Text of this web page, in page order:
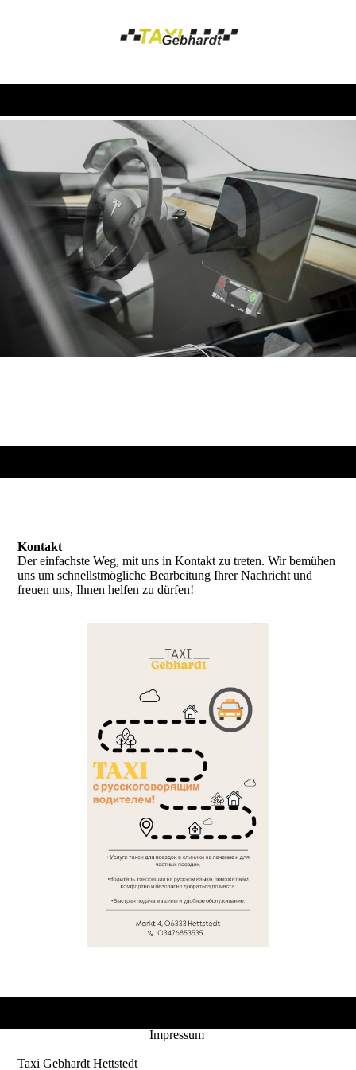
Kontakt
Der einfachste Weg, mit uns in Kontakt zu treten. Wir bemühen
uns um schnellstmögliche Bearbeitung Ihrer Nachricht und
freuen uns, Ihnen helfen zu dürfen!
Impressum
Taxi Gebhardt Hettstedt